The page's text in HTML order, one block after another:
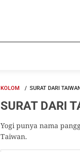
KOLOM SURAT DARI
SURAT DARI
Yogi punya nama
Taiwan.